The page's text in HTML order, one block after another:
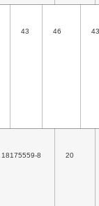
43 46 43
18175559-8 20